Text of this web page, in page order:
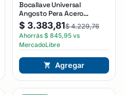
Bocallave Universal
Angosto Pera Acero
Inoxidable Bronzen Acero
$ 3.383,81$4.229,76
Ahorrás $ 845,95vs
MercadoLibre
Agregar